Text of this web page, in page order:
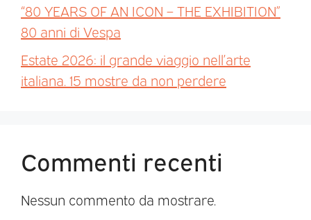
“80 YEARS OF AN ICON – THE EXHIBITION”
80 anni di Vespa
Estate 2026: il grande viaggio nell’arte
italiana. 15 mostre da non perdere
Commenti recenti
Nessun commento da mostrare.